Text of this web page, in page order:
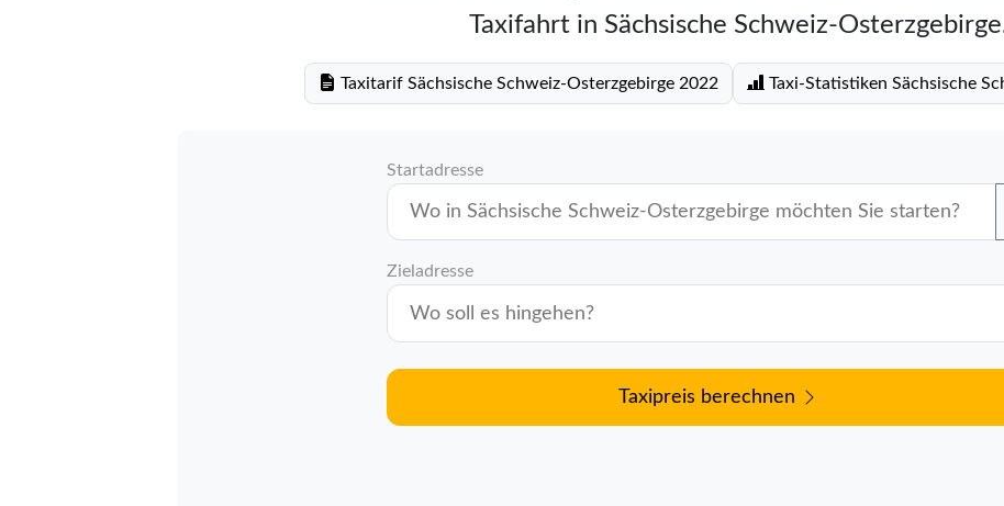
Taxifahrt in Sächsische Schweiz-
Taxitarif Sächsische Schweiz-Osterzgebirge 2022 Taxi-Statistiken Sächsische
Startadresse
Zieladresse
Taxipreis berechnen